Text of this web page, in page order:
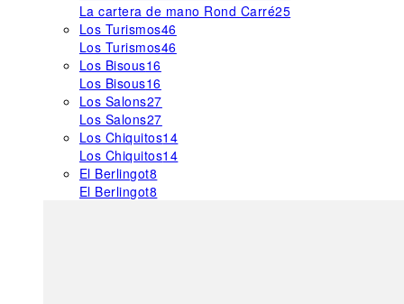
La cartera de mano Rond Carré25
Los Turismos46
Los Turismos46
Los Bisous16
Los Bisous16
Los Salons27
Los Salons27
Los Chiquitos14
Los Chiquitos14
El Berlingot8
El Berlingot8